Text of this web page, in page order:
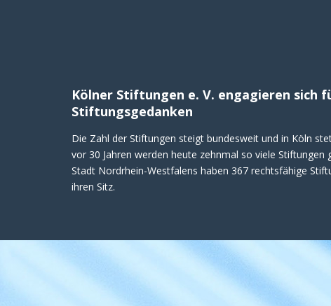
Kölner Stiftungen e. V. engagieren sich
Stiftungsgedanken
Die Zahl der Stiftungen steigt bundesweit und in Köln
vor 30 Jahren werden heute zehnmal so viele Stiftungen
Stadt Nordrhein-Westfalens haben 367 rechtsfähige
ihren Sitz.